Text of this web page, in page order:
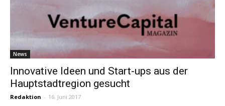
News
Innovative Ideen und Start-ups aus der
Hauptstadtregion gesucht
Redaktion - 16. Juni 2017